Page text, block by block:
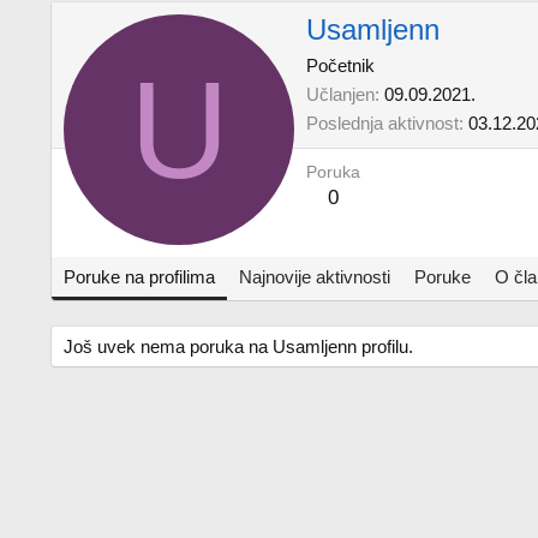
U
Usamljenn
Početnik
Učlanjen 09.09.2021.
Poslednja aktivnost
Poruka
0
Poruke na profilima Najnovije aktivnosti Poruke O
Još uvek nema poruka na Usamljenn profilu.